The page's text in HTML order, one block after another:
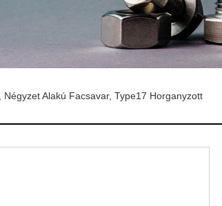
Négyzet Alakú Facsavar, Type17 Horganyzott